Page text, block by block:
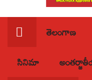
తెలంగాణ
సినిమా